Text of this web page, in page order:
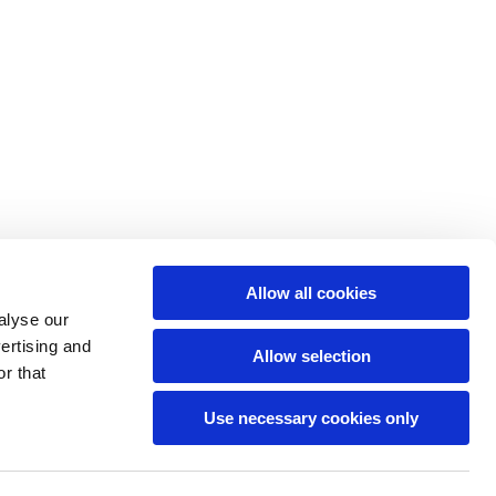
our
and
that
Allow all cookies
Allow selection
Use necessary cookies only